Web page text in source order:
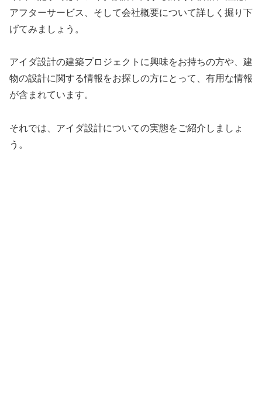
アフターサービス、そして会社概要について詳しく掘り下
げてみましょう。
アイダ設計の建築プロジェクトに興味をお持ちの方や、建
物の設計に関する情報をお探しの方にとって、有用な情報
が含まれています。
それでは、アイダ設計についての実態をご紹介しましょ
う。